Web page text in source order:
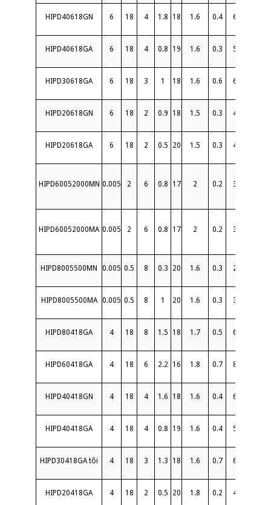
HIPD40618GN 6 18 4 1.8 18 1.6 0.4 6
HIPD40618GA 6 18 4 0.8 19 1.6 0.3 5
HIPD30618GA 6 18 3 1 18 1.6 0.6 6
HIPD20618GN 6 18 2 0.9 18 1.5 0.3 4
HIPD20618GA 6 18 2 0.5 20 1.5 0.3 4
HIPD60052000MN 0.005 2 6 0.8 17 2 0.2 3
HIPD60052000MA 0.005 2 6 0.8 17 2 0.2 3
HIPD8005500MN 0.005 0.5 8 0.3 20 1.6 0.3 2
HIPD8005500MA 0.005 0.5 8 1 20 1.6 0.3 3
HIPD80418GA 4 18 8 1.5 18 1.7 0.5 6
HIPD60418GA 4 18 6 2.2 16 1.8 0.7 8
HIPD40418GN 4 18 4 1.6 18 1.6 0.4 6
HIPD40418GA 4 18 4 0.8 19 1.6 0.4 5
HIPD30418GA tôi 4 18 3 1.3 18 1.6 0.7 6
HIPD20418GA 4 18 2 0.5 20 1.8 0.2 4